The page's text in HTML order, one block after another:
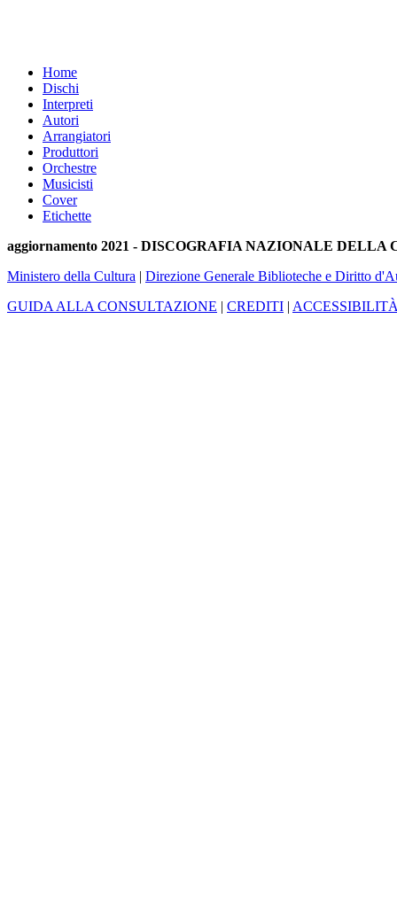
Home
Dischi
Interpreti
Autori
Arrangiatori
Produttori
Orchestre
Musicisti
Cover
Etichette
aggiornamento 2021 - DISCOGRAFIA NAZIONALE
Ministero della Cultura | Direzione Generale Biblioteche e Diritto
GUIDA ALLA CONSULTAZIONE | CREDITI |